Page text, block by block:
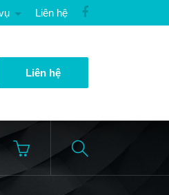
Liên hệ
Liên hệ